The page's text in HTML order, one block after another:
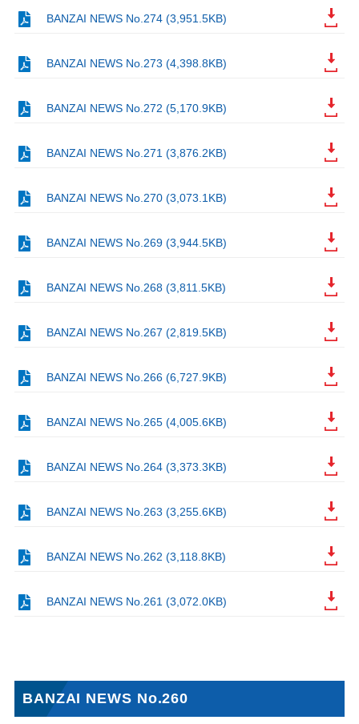
BANZAI NEWS No.274 (3,951.5KB)
BANZAI NEWS No.273 (4,398.8KB)
BANZAI NEWS No.272 (5,170.9KB)
BANZAI NEWS No.271 (3,876.2KB)
BANZAI NEWS No.270 (3,073.1KB)
BANZAI NEWS No.269 (3,944.5KB)
BANZAI NEWS No.268 (3,811.5KB)
BANZAI NEWS No.267 (2,819.5KB)
BANZAI NEWS No.266 (6,727.9KB)
BANZAI NEWS No.265 (4,005.6KB)
BANZAI NEWS No.264 (3,373.3KB)
BANZAI NEWS No.263 (3,255.6KB)
BANZAI NEWS No.262 (3,118.8KB)
BANZAI NEWS No.261 (3,072.0KB)
BANZAI NEWS No.260